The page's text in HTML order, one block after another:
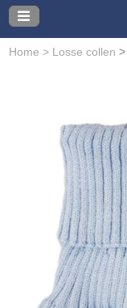
Home > Losse collen >